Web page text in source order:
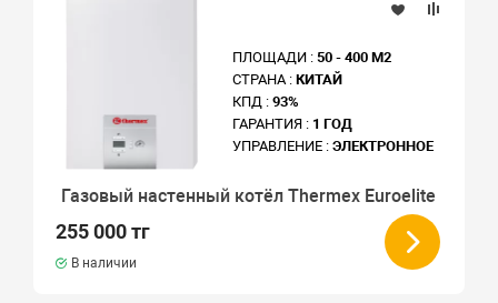
ПЛОЩАДИ :50 - 400 М2
СТРАНА :КИТАЙ
КПД :93%
ГАРАНТИЯ : 1 ГОД
УПРАВЛЕНИЕ :ЭЛЕКТРОННОЕ
Газовый настенный котёл Thermex Euroelite
255 000 тг
В наличии